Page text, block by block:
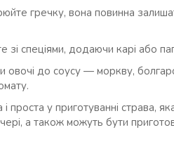
гречку, вона повинна
зі спеціями, додаючи карі або
овочі до соусу — моркву,
у приготуванні страва,
а також можуть бути